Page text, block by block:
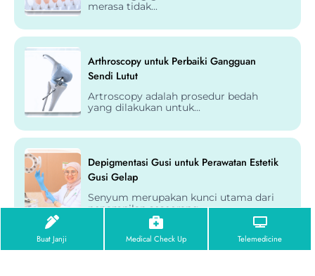
merasa tidak...
Arthroscopy untuk Perbaiki Gangguan
Sendi Lutut
Artroscopy adalah prosedur bedah
yang dilakukan untuk...
Depigmentasi Gusi untuk Perawatan Estetik
Gusi Gelap
Senyum merupakan kunci utama dari
penampilan seseorang,...
Buat Janji Medical Check Up Telemedicine